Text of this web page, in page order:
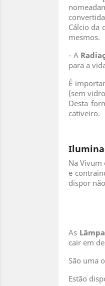
Cálcio da
mesmos.
- A
para a
É
(sem
Desta
cativeiro.
Na Vivum
e
dispor
As
cair em
São uma
Estão